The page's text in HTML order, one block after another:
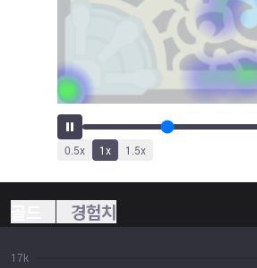
0.5x 1x 1.5x
경험치
17k